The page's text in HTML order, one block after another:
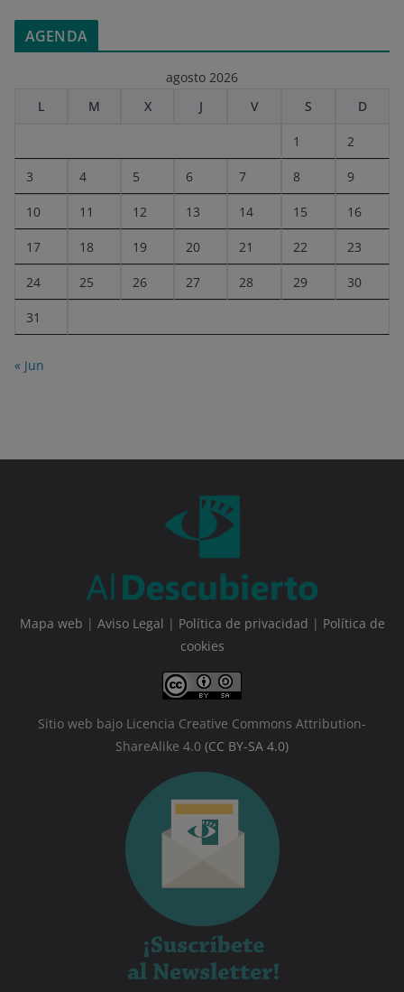
AGENDA
agosto 2026
L
M X J V S D
1 2
3 4 5 6 7 8 9
10 11 12 13 14 15 16
17 18 19 20 21 22 23
24 25 26 27 28 29 30
31
« Jun
Mapa web | Aviso Legal | Política de privacidad | Política de
cookies
Sitio web bajo Licencia Creative Commons Attribution-
ShareAlike 4.0 (CC BY-SA 4.0)